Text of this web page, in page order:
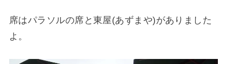
席はパラソルの席と東屋(あずまや)がありました
よ。